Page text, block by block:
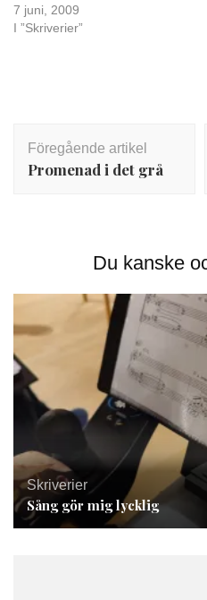
7 juni, 2009
I ”Skriverier”
Föregående artikel
Promenad i det grå
Du kanske
Skriverier
Sång gör mig lycklig